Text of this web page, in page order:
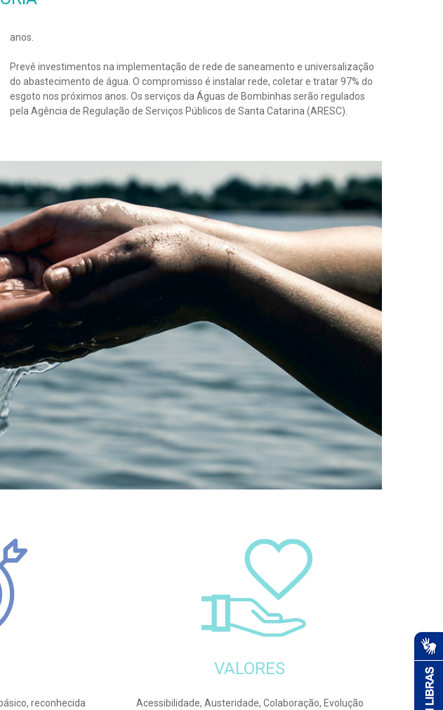
anos.
Prevê investimentos na implementação de rede de saneamento e universalização
do abastecimento de água. O compromisso é instalar rede, coletar e tratar 97% do
esgoto nos próximos anos. Os serviços da Águas de Bombinhas serão regulados
pela Agência de Regulação de Serviços Públicos de Santa Catarina (ARESC).
reconhecida
VALORES
Acessibilidade, Austeridade, Colaboração, Evolução